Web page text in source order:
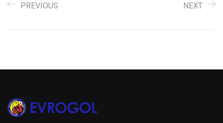
PREVIOUS NEXT